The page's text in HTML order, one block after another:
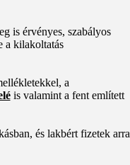
is érvényes, szabályos
a kilakoltatás
a
is valamint a fent említett
és lakbért fizetek arra